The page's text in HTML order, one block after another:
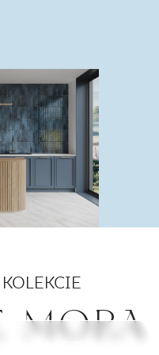
MORA